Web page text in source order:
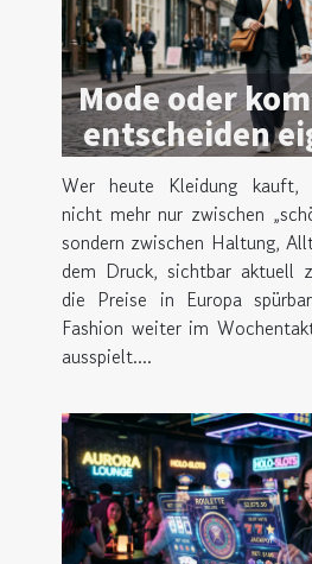
Mode oder
entscheiden
Wer heute Kleidung kauft,
nicht mehr nur zwischen
sondern zwischen Haltung,
dem Druck, sichtbar aktuell
die Preise in Europa
Fashion weiter im
ausspielt....